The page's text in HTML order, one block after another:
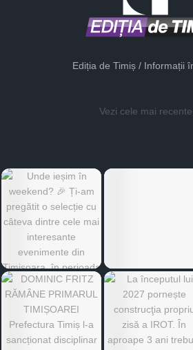
Ediția de Timiș / Informații
Vezi cele mai